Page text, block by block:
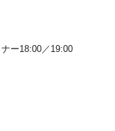
ー18:00／19:00